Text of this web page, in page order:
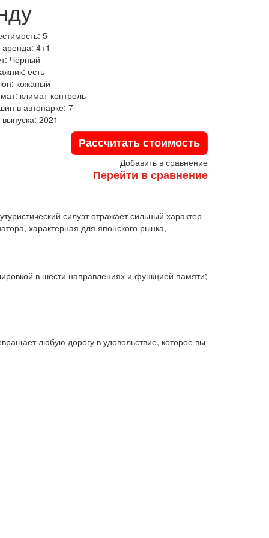
5
аренда:4+1
Чёрный
есть
кожаный
климат-контроль
в автопарке:7
выпуска:2021
Рассчитать стоимость
Добавить в сравнение
Перейти в сравнение
силуэт отражает сильный характер
характерная для японского рынка,
в шести направлениях и функцией памяти;
любую дорогу в удовольствие, которое вы